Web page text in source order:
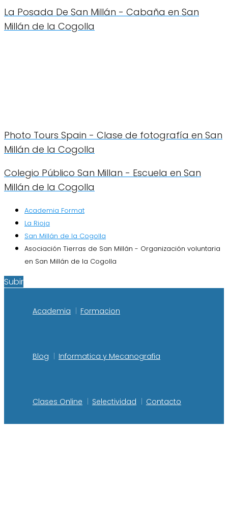
La Posada De San Millán - Cabaña en San
Millán de la Cogolla
Photo Tours Spain - Clase de fotografía en San
Millán de la Cogolla
Colegio Público San Millan - Escuela en San
Millán de la Cogolla
Academia Format
La Rioja
San Millán de la Cogolla
Asociación Tierras de San Millán - Organización voluntaria
en San Millán de la Cogolla
Subir
Academia Formacion
Blog Informatica y Mecanografia
Clases Online Selectividad Contacto